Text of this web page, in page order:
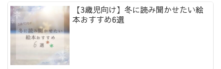
【3歳児向け】冬に読み聞かせたい絵
本おすすめ6選